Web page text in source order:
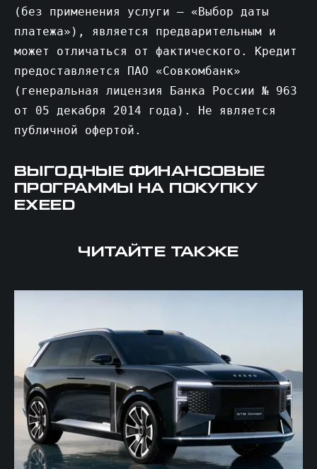
(без применения услуги – «Выбор даты
платежа»), является предварительным и
может отличаться от фактического. Кредит
предоставляется ПАО «Совкомбанк»
(генеральная лицензия Банка России № 963
от 05 декабря 2014 года). Не является
публичной офертой.
ВЫГОДНЫЕ ФИНАНСОВЫЕ
ПРОГРАММЫ НА ПОКУПКУ
EXEED
ЧИТАЙТЕ ТАКЖЕ